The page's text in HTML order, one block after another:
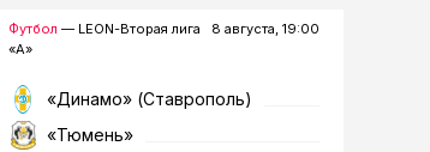
Футбол — LEON-Вторая лига
«А»
8 августа, 19:00
«Динамо» (Ставрополь)
«Тюмень»